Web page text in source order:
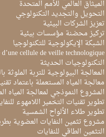
الميثاق العالمي للأمم المتحدة
التحويل والتجديد التكنولوجي
تعزيز الشركات البيئية
تركيز محضنة مؤسسات بيئية
الشبكة الإيكولوجية للتكنولوجيا
cellule de veille technologique
التكنولوجيات الحديثة
المعالجة البيولوجية للتربة الملوثة
معالجة المياه المستعملة باعتماد
المشروع النموذجي لمعالجة المياه
تطوير تقنيات التخمير اللامهوء
تطوير طلاء الألواح الشمسية
مشروع تثمين النفايات العضوية
التثمين الطاقي للنفايات